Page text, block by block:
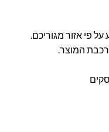
המוצר.